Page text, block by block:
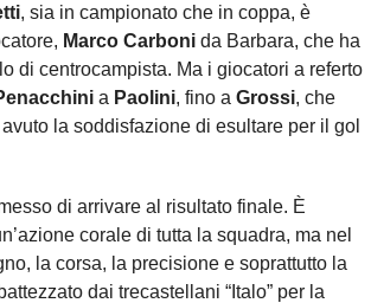
, sia in campionato che in coppa, è
Marco Carboni da Barbara, che ha
di centrocampista. Ma i giocatori a referto
a Paolini, fino a Grossi, che
la soddisfazione di esultare per il gol
di arrivare al risultato finale. È
corale di tutta la squadra, ma nel
la corsa, la precisione e soprattutto la
dai trecastellani “Italo” per la